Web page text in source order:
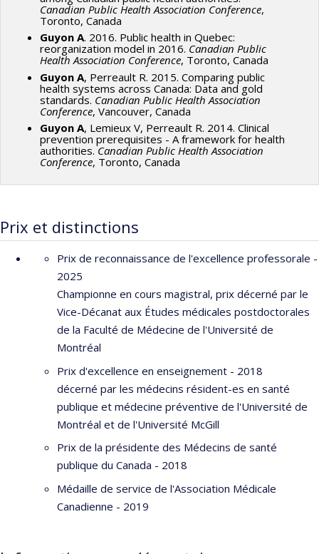
Canadian Public Health Association Conference,
Toronto, Canada
Guyon A. 2016. Public health in Quebec:
reorganization model in 2016. Canadian Public
Health Association Conference, Toronto, Canada
Guyon A, Perreault R. 2015. Comparing public
health systems across Canada: Data and gold
standards. Canadian Public Health Association
Conference, Vancouver, Canada
Guyon A, Lemieux V, Perreault R. 2014. Clinical
prevention prerequisites - A framework for health
authorities.Canadian Public Health Association
Conference, Toronto, Canada
Prix et distinctions
Prix de reconnaissance de l'excellence professorale -
2025
Championne en cours magistral, prix décerné par le
Vice-Décanat aux Études médicales postdoctorales
de la Faculté de Médecine de l'Université de
Montréal
Prix d'excellence en enseignement - 2018
décerné par les médecins résident-es en santé
publique et médecine préventive de l'Université de
Montréal et de l'Université McGill
Prix de la présidente des Médecins de santé
publique du Canada - 2018
Médaille de service de l'Association Médicale
Canadienne - 2019